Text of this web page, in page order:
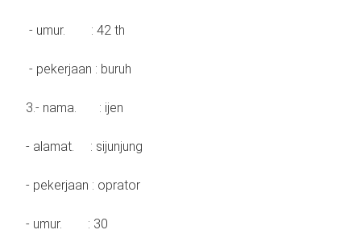
- umur. : 42 th
- pekerjaan : buruh
3.- nama. : ijen
- alamat. : sijunjung
- pekerjaan : oprator
- umur. : 30